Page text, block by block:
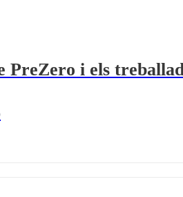
PreZero i els